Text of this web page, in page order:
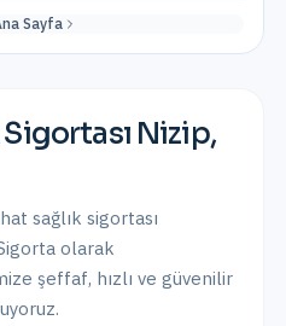
Sayfa
Nizip,
sağlık sigortası
olarak
şeffaf, hızlı ve güvenilir